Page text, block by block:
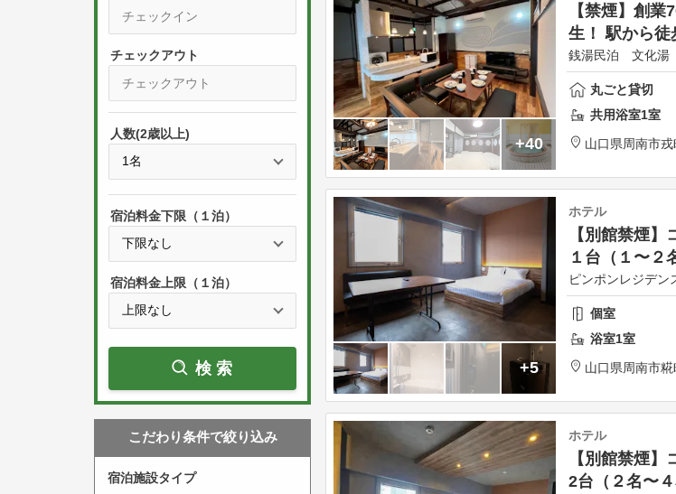
r
s
s
e
w
a
r
w
e
P
r
s
t
e
w
a
r
w
人数(2歳以上)
宿泊料金下限（１泊）
宿泊料金上限（１泊）
検索
こだわり条件で絞り込み
宿泊施設タイプ
+40
【禁煙】創
生！ 駅から徒
銭湯民泊 文化湯
丸ごと貸切
共用浴室1室
山口県周南市戎
+5
ホテル
【別館禁煙
１台（１〜２
ピンポンレジデン
個室
浴室1室
山口県周南市糀
ホテル
【別館禁煙
2台（２名〜４